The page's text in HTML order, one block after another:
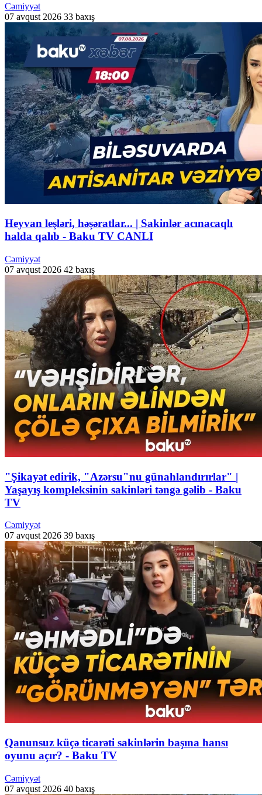
Cəmiyyət
07 avqust 2026 33 baxış
Heyvan leşləri, həşəratlar... | Sakinlər acınacaqlı
halda qalıb - Baku TV CANLI
Cəmiyyət
07 avqust 2026 42 baxış
"Şikayət edirik, "Azərsu"nu günahlandırırlar" |
Yaşayış kompleksinin sakinləri təngə gəlib - Baku
TV
Cəmiyyət
07 avqust 2026 39 baxış
Qanunsuz küçə ticarəti sakinlərin başına hansı
oyunu açır? - Baku TV
Cəmiyyət
07 avqust 2026 40 baxış